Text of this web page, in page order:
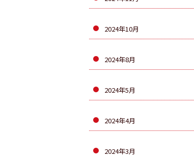
2024年10月
2024年8月
2024年5月
2024年4月
2024年3月